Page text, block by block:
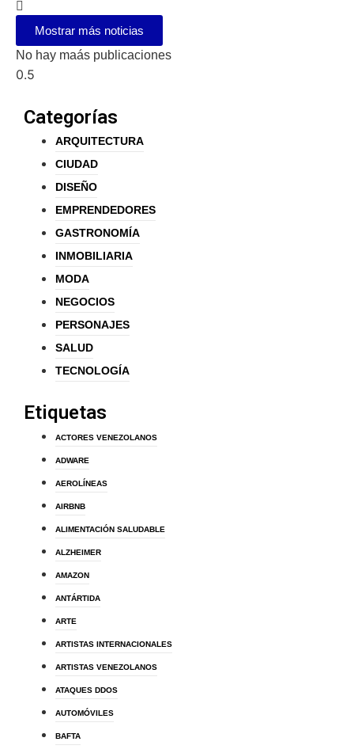
Mostrar más noticias
No hay maás publicaciones
Categorías
ARQUITECTURA
CIUDAD
DISEÑO
EMPRENDEDORES
GASTRONOMÍA
INMOBILIARIA
MODA
NEGOCIOS
PERSONAJES
SALUD
TECNOLOGÍA
Etiquetas
ACTORES VENEZOLANOS
ADWARE
AEROLÍNEAS
AIRBNB
ALIMENTACIÓN SALUDABLE
ALZHEIMER
AMAZON
ANTÁRTIDA
ARTE
ARTISTAS INTERNACIONALES
ARTISTAS VENEZOLANOS
ATAQUES DDOS
AUTOMÓVILES
BAFTA